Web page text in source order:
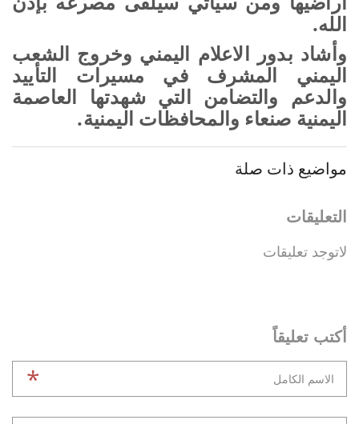
الله.
وأشاد بدور الاعلام اليمني وخروج الشعب
اليمني المشرف في مسيرات التأييد
والدعم والتضامن التي شهدتها العاصمة
اليمنية صنعاء والمحافظات اليمنية.
مواضيع ذات صلة
التعليقات
لاتوجد تعليقات
أكتب تعليقاً
*